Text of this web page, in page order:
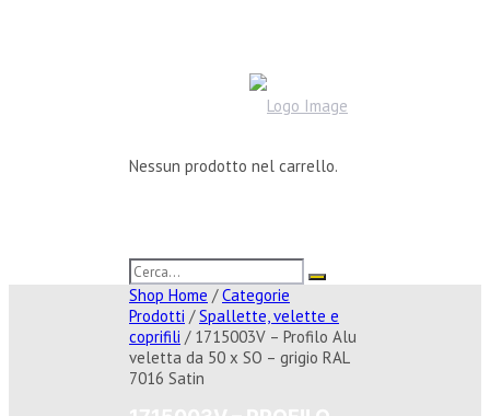
Nessun prodotto nel carrello.
Shop Home /Categorie
Prodotti /Spallette, velette e
coprifili / 1715003V – Profilo Alu
veletta da 50 x SO – grigio RAL
7016 Satin